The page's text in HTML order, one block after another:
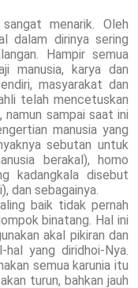
menarik. Oleh
dalam dirinya sering
Hampir semua
manusia, karya dan
masyarakat dan
telah mencetuskan
namun sampai saat ini
manusia yang
sebutan untuk
berakal), homo
kadangkala disebut
dan sebagainya.
baik tidak pernah
binatang. Hal ini
akal pikiran dan
yang diridhoi-Nya.
semua karunia itu
turun, bahkan jauh